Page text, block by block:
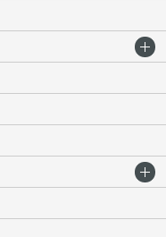
その場合は、
られている企
契約を締結
を実施いた
づき、裁判
から開示の
、当該公的
います。
るお問い合
。